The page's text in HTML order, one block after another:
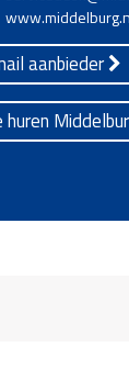
aanbieder
huren